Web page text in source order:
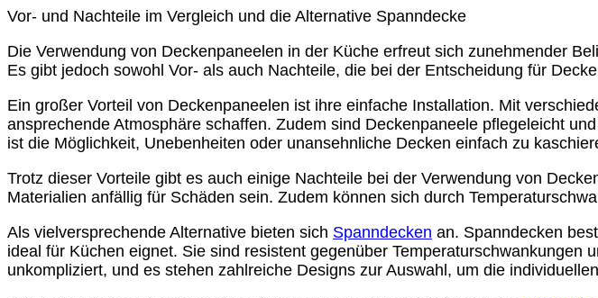
in
Küche.
Vor- und Nachteile im Vergleich und die Alternative Spanndecke
Die Verwendung von Deckenpaneelen in der Küche erfreut sich zunehmender
Es gibt jedoch sowohl Vor- als auch Nachteile, die bei der Entscheidung für
Ein großer Vorteil von Deckenpaneelen ist ihre einfache Installation. Mit
ansprechende Atmosphäre schaffen. Zudem sind Deckenpaneele pflegeleicht
ist die Möglichkeit, Unebenheiten oder unansehnliche Decken einfach zu
Trotz dieser Vorteile gibt es auch einige Nachteile bei der Verwendung von
Materialien anfällig für Schäden sein. Zudem können sich durch
Als vielversprechende Alternative bieten sich Spanndecken an. Spanndecken
ideal für Küchen eignet. Sie sind resistent gegenüber
unkompliziert, und es stehen zahlreiche Designs zur Auswahl, um die